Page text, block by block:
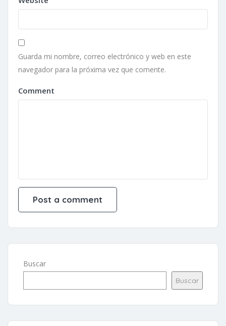
Guarda mi nombre, correo electrónico y web en este
navegador para la próxima vez que comente.
Comment
Buscar
Buscar